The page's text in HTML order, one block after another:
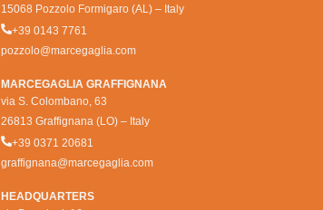
15068 Pozzolo Formigaro (AL) – Italy
+39 0143 7761
pozzolo@marcegaglia.com
MARCEGAGLIA GRAFFIGNANA
via S. Colombano, 63
26813 Graffignana (LO) – Italy
+39 0371 20681
graffignana@marcegaglia.com
HEADQUARTERS